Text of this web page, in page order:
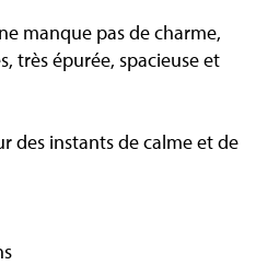
manque pas de charme,
très épurée, spacieuse et
des instants de calme et de